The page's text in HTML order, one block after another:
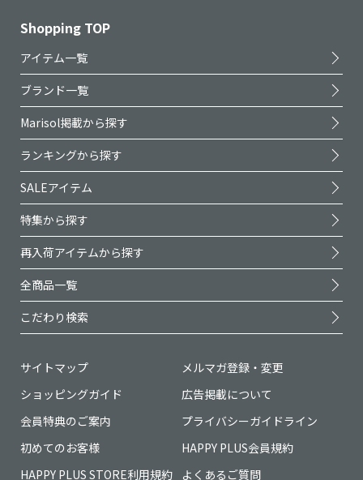
Shopping TOP
アイテム一覧
ブランド一覧
Marisol掲載から探す
ランキングから探す
SALEアイテム
特集から探す
再入荷アイテムから探す
全商品一覧
こだわり検索
サイトマップ
メルマガ登録・変更
ショッピングガイド
広告掲載について
会員特典のご案内
プライバシーガイドライン
初めてのお客様
HAPPY PLUS会員規約
HAPPY PLUS STORE利用規約
よくあるご質問